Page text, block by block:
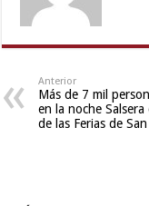
xxx
video,
blue
film,
Anterior
Más de 7 mil
en la noche
de las Ferias de